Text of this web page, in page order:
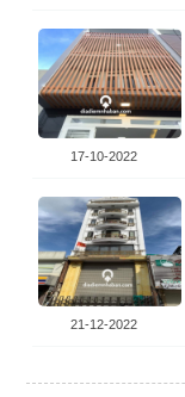
17-10-2022
21-12-2022